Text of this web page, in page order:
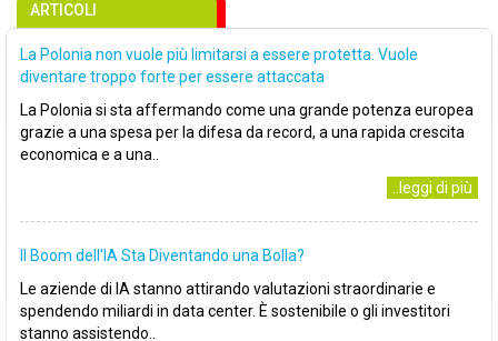
ARTICOLI
La Polonia non vuole più limitarsi a essere protetta. Vuole
diventare troppo forte per essere attaccata
La Polonia si sta affermando come una grande potenza europea
grazie a una spesa per la difesa da record, a una rapida crescita
economica e a una..
..leggi di più
Il Boom dell'IA Sta Diventando una Bolla?
Le aziende di IA stanno attirando valutazioni straordinarie e
spendendo miliardi in data center. È sostenibile o gli investitori
stanno assistendo..